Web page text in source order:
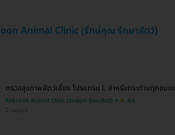
Animal Clinic (รักษ์คุณ รักษาสัตว์)
ตรวจสุขภาพสัตว์เลี้ยง โปรแกรม L สำหรับกระต่ายทุกขนาด
Rakcoon Animal Clinic (รักษ์คุณ รักษาสัตว์)
4.0
นนทบุรี